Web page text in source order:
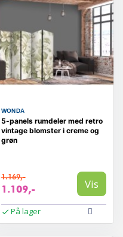
WONDA
5-panels rumdeler med retro
vintage blomster i creme og
grøn
1.169,-
1.109,- Vis
På lager